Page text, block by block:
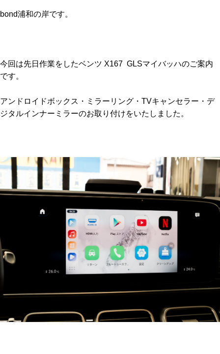
bond浦和の岸です。
今回は先日作業をしたベンツ X167 GLSマイバッハのご案内
です。
アンドロイドボックス・ミラーリング・TVキャンセラー・デ
ジタルインナーミラーのお取り付けをいたしました。